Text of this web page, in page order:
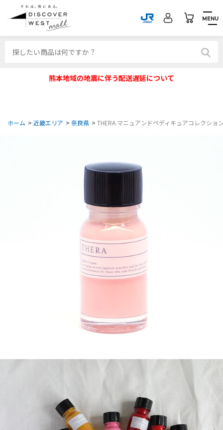
MENU
熊本地域の地震に伴う配送遅延について
ホーム > 近畿エリア > 奈良県 > THERA マニュアンドペディキュアコレクシ